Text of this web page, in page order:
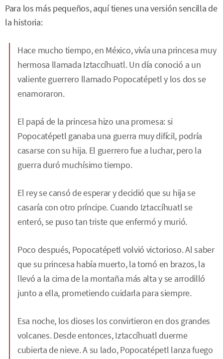
Para los más pequeños, aquí tienes una versión sencilla de
la historia:
Hace mucho tiempo, en México, vivía una princesa muy
hermosa llamada Iztaccíhuatl. Un día conoció a un
valiente guerrero llamado Popocatépetl y los dos se
enamoraron.
El papá de la princesa hizo una promesa: si
Popocatépetl ganaba una guerra muy difícil, podría
casarse con su hija. El guerrero fue a luchar, pero la
guerra duró muchísimo tiempo.
El rey se cansó de esperar y decidió que su hija se
casaría con otro príncipe. Cuando Iztaccíhuatl se
enteró, se puso tan triste que enfermó y murió.
Poco después, Popocatépetl volvió victorioso. Al saber
que su princesa había muerto, la tomó en brazos, la
llevó a la cima de la montaña más alta y se arrodilló
junto a ella, prometiendo cuidarla para siempre.
Esa noche, los dioses los convirtieron en dos grandes
volcanes. Desde entonces, Iztaccíhuatl duerme
cubierta de nieve. A su lado, Popocatépetl lanza fuego